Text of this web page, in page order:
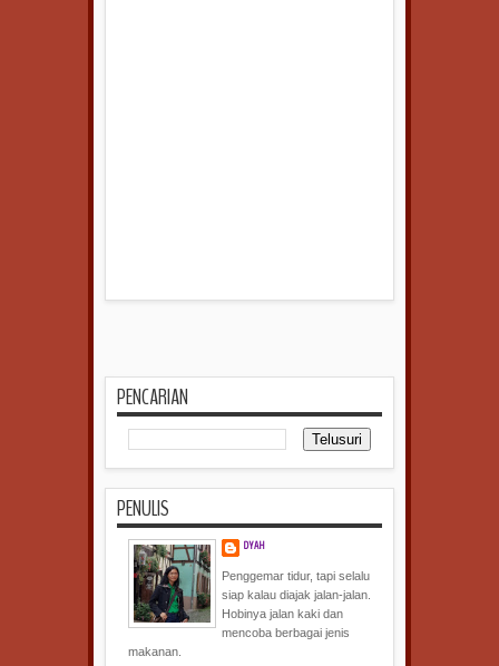
PENCARIAN
PENULIS
DYAH
Penggemar tidur, tapi selalu
siap kalau diajak jalan-jalan.
Hobinya jalan kaki dan
mencoba berbagai jenis
makanan.